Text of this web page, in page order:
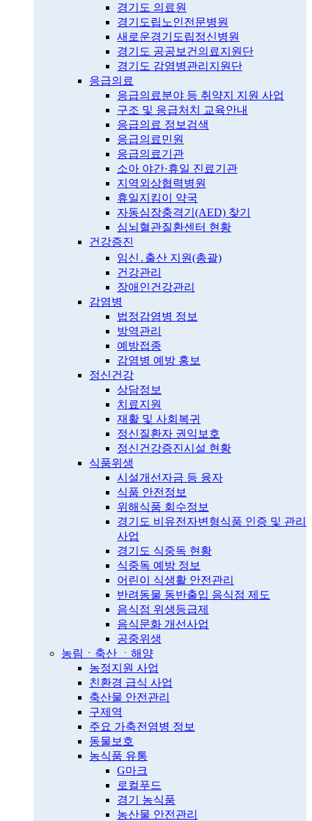
경기도 의료원
경기도립노인전문병원
새로운경기도립정신병원
경기도 공공보건의료지원단
경기도 감염병관리지원단
응급의료
응급의료분야 등 취약지 지원 사업
구조 및 응급처치 교육안내
응급의료 정보검색
응급의료민원
응급의료기관
소아 야간·휴일 진료기관
지역외상협력병원
휴일지킴이 약국
자동심장충격기(AED) 찾기
심뇌혈관질환센터 현황
건강증진
임신․출산 지원(총괄)
건강관리
장애인건강관리
감염병
법정감염병 정보
방역관리
예방접종
감염병 예방 홍보
정신건강
상담정보
치료지원
재활 및 사회복귀
정신질환자 권익보호
정신건강증진시설 현황
식품위생
시설개선자금 등 융자
식품 안전정보
위해식품 회수정보
경기도 비유전자변형식품 인증 및 관리
사업
경기도 식중독 현황
식중독 예방 정보
어린이 식생활 안전관리
반려동물 동반출입 음식점 제도
음식점 위생등급제
음식문화 개선사업
공중위생
농림ㆍ축산 ㆍ해양
농정지원 사업
친환경 급식 사업
축산물 안전관리
구제역
주요 가축전염병 정보
동물보호
농식품 유통
G마크
로컬푸드
경기 농식품
농산물 안전관리